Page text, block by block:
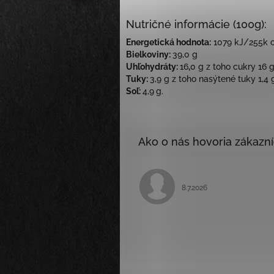
Nutričné informácie (100g):
Energetická hodnota: 1079 kJ/255k
Bielkoviny: 39,0 g
Uhľohydráty:16,0 g z toho cukry 16 g
Tuky: 3,9 g z toho nasýtené tuky 1,4
Soľ:4,9g.
Hodnotenie obchodu
8.7.2026